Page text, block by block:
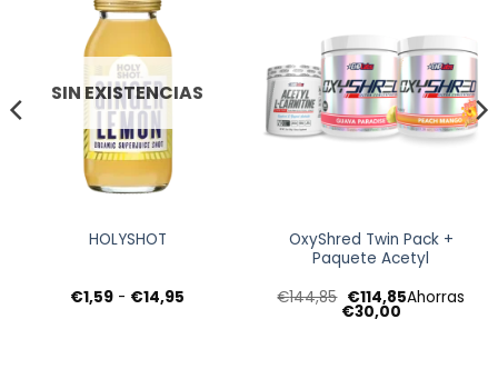
SIN EXISTENCIAS
HOLYSHOT
€1,59 - €14,95
OxyShred Twin Pack +
Paquete Acetyl
€144,85 El
precio
original
€114,85El
Ahorras
€30,00